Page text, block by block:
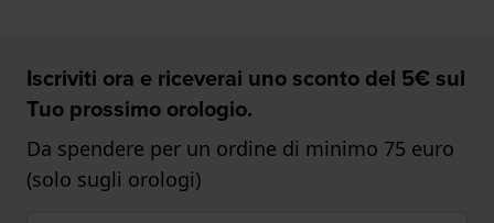
Iscriviti ora e riceverai uno sconto del 5€ sul
Tuo prossimo orologio.
Da spendere per un ordine di minimo 75 euro
(solo sugli orologi)